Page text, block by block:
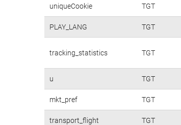
uniqueCookie TGT
PLAY_LANG TGT
tracking_statistics TGT
u TGT
mkt_pref TGT
transport_flight TGT